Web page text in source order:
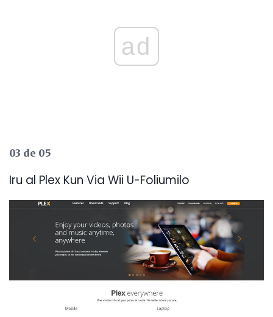
ad
03 de 05
Iru al Plex Kun Via Wii U-Foliumilo